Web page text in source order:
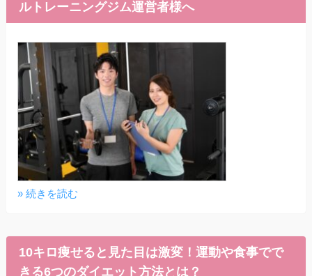
ルトレーニングジム運営者様へ
» 続きを読む
10キロ痩せると見た目は激変！運動や食事でで
きる6つのダイエット方法とは？